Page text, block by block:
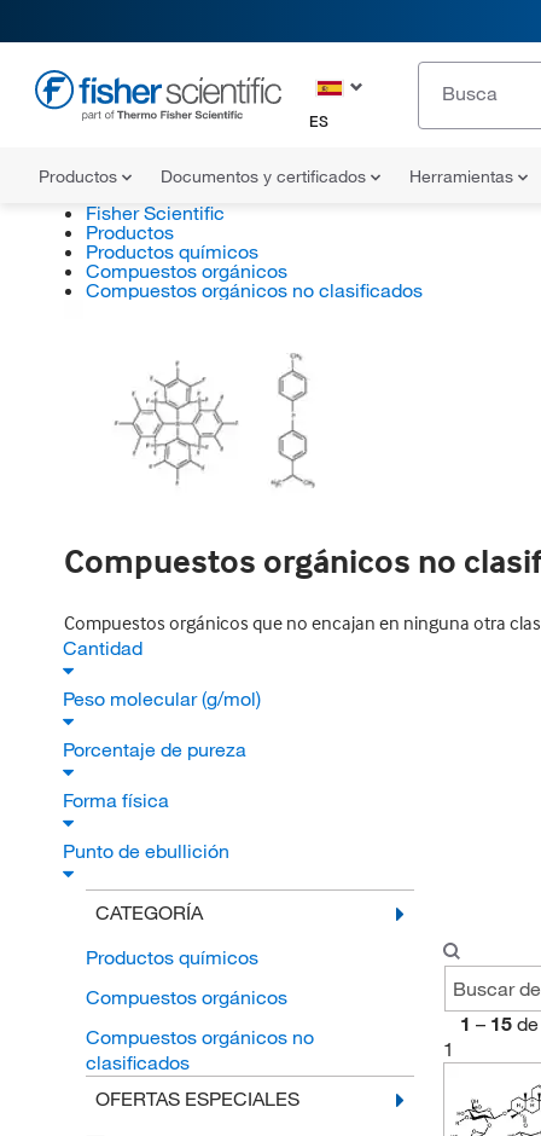
ES
Productos Documentos y certificados Herramientas
Fisher Scientific
Productos
Productos químicos
Compuestos orgánicos
Compuestos orgánicos no clasificados
Compuestos orgánicos no
Compuestos orgánicos que no encajan en ninguna otra
Cantidad
Peso molecular (g/mol)
Porcentaje de pureza
Forma física
Punto de ebullición
CATEGORÍA
Productos químicos
Compuestos orgánicos
Compuestos orgánicos no
clasificados
OFERTAS ESPECIALES
1 – 15 de
1